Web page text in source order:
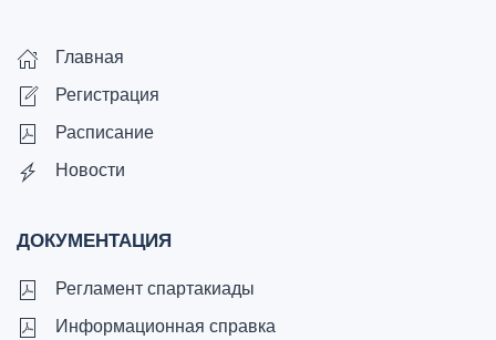
Главная
Регистрация
Расписание
Новости
ДОКУМЕНТАЦИЯ
Регламент спартакиады
Информационная справка